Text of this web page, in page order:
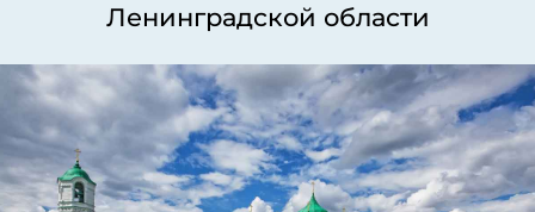
Ленинградской области